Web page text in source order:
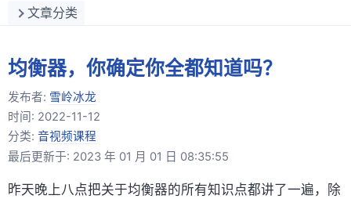
文章分类
均衡器，你确定你全都知道吗？
发布者: 雪岭冰龙
时间: 2022-11-12
分类: 音视频课程
最后更新于: 2023 年 01 月 01 日 08:35:55
昨天晚上八点把关于均衡器的所有知识点都讲了一遍，除